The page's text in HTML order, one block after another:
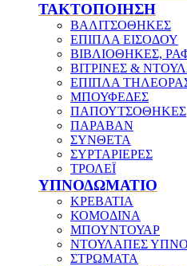
ΤΑΚΤΟΠΟΙΗΣΗ
ΒΑΛΙΤΣΟΘΗΚΕΣ
ΕΠΙΠΛΑ ΕΙΣΟΔΟΥ
ΒΙΒΛΙΟΘΗΚΕΣ,
ΒΙΤΡΙΝΕΣ &
ΕΠΙΠΛΑ
ΜΠΟΥΦΕΔΕΣ
ΠΑΠΟΥΤΣΟΘΗΚΕΣ
ΠΑΡΑΒΑΝ
ΣΥΝΘΕΤΑ
ΣΥΡΤΑΡΙΕΡΕΣ
ΤΡΟΛΕΪ
ΥΠΝΟΔΩΜΑΤΙΟ
ΚΡΕΒΑΤΙΑ
ΚΟΜΟΔΙΝΑ
ΜΠΟΥΝΤΟΥΑΡ
ΝΤΟΥΛΑΠΕΣ
ΣΤΡΩΜΑΤΑ